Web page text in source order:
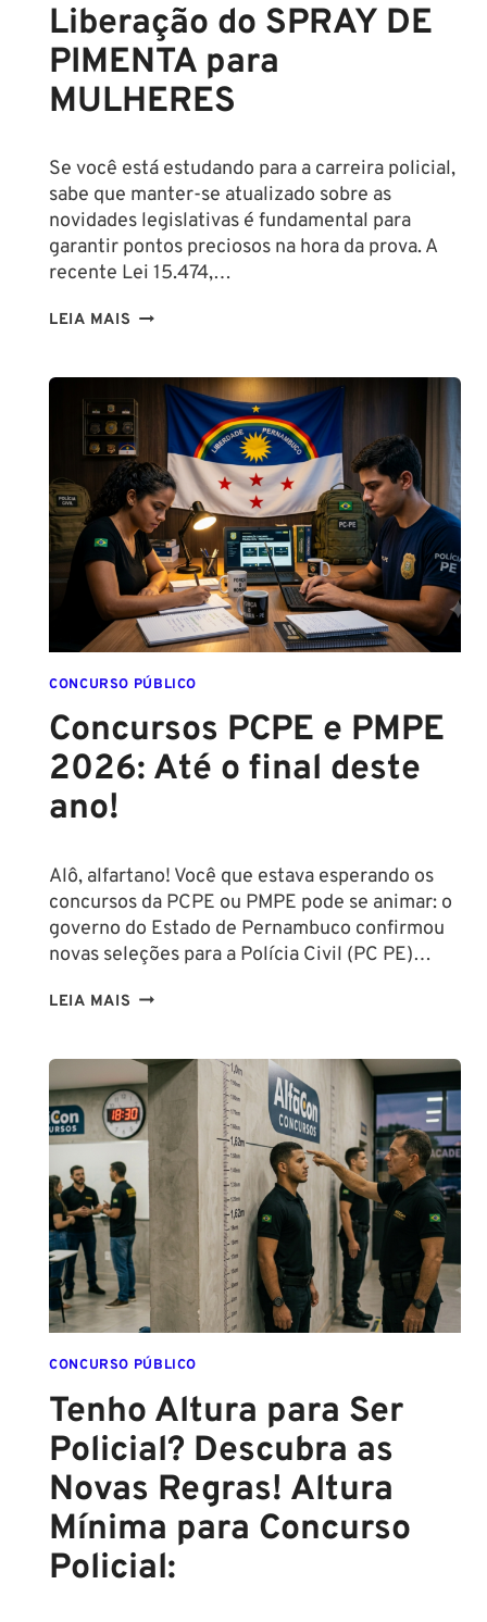
Liberação do SPRAY DE
PIMENTA para
MULHERES
Se você está estudando para a carreira policial,
sabe que manter-se atualizado sobre as
novidades legislativas é fundamental para
garantir pontos preciosos na hora da prova. A
recente Lei 15.474,…
LEIA MAIS LIBERAÇÃO
DE
PIMENTA
PARA
MULHERES
CONCURSO PÚBLICO
Concursos PCPE e PMPE
2026: Até o final deste
ano!
Alô, alfartano! Você que estava esperando os
concursos da PCPE ou PMPE pode se animar: o
governo do Estado de Pernambuco confirmou
novas seleções para a Polícia Civil (PC PE)…
LEIA MAIS CONCURSOS
PMPE
2026:
ATÉ
FINAL
DESTE
ANO!
CONCURSO PÚBLICO
Tenho Altura para Ser
Policial? Descubra as
Novas Regras! Altura
Mínima para Concurso
Policial: